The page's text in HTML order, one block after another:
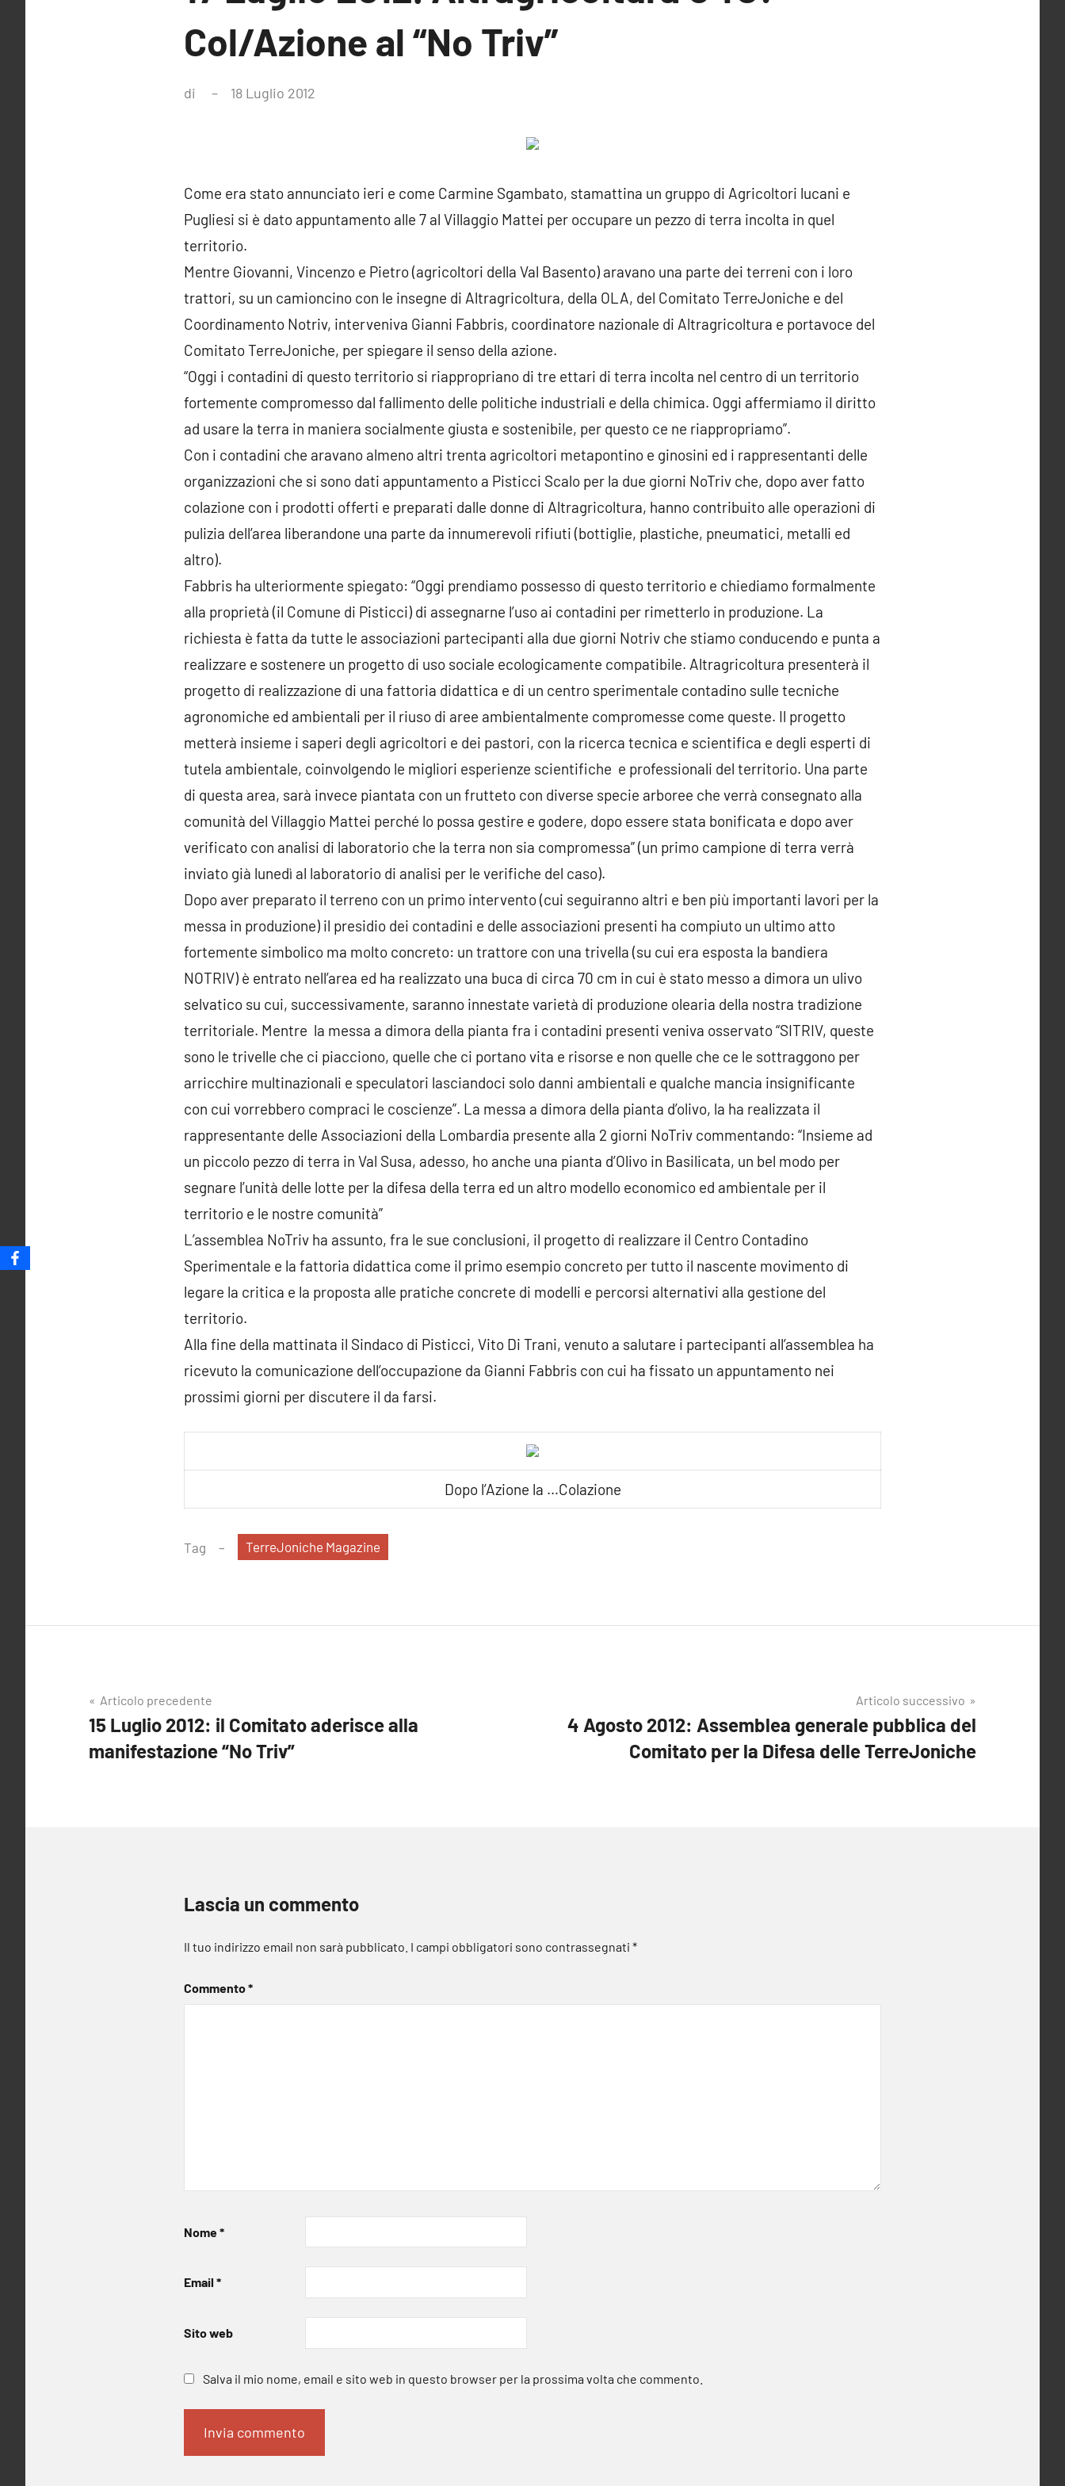
Col/Azione al “No Triv”
di 18 Luglio 2012
Come era stato annunciato ieri e come Carmine Sgambato, stamattina un gruppo di Agricoltori lucani e
Pugliesi si è dato appuntamento alle 7 al Villaggio Mattei per occupare un pezzo di terra incolta in quel
territorio.
Mentre Giovanni, Vincenzo e Pietro (agricoltori della Val Basento) aravano una parte dei terreni con i loro
trattori, su un camioncino con le insegne di Altragricoltura, della OLA, del Comitato TerreJoniche e del
Coordinamento Notriv, interveniva Gianni Fabbris, coordinatore nazionale di Altragricoltura e portavoce del
Comitato TerreJoniche, per spiegare il senso della azione.
“Oggi i contadini di questo territorio si riappropriano di tre ettari di terra incolta nel centro di un territorio
fortemente compromesso dal fallimento delle politiche industriali e della chimica. Oggi affermiamo il diritto
ad usare la terra in maniera socialmente giusta e sostenibile, per questo ce ne riappropriamo”.
Con i contadini che aravano almeno altri trenta agricoltori metapontino e ginosini ed i rappresentanti delle
organizzazioni che si sono dati appuntamento a Pisticci Scalo per la due giorni NoTriv che, dopo aver fatto
colazione con i prodotti offerti e preparati dalle donne di Altragricoltura, hanno contribuito alle operazioni di
pulizia dell’area liberandone una parte da innumerevoli rifiuti (bottiglie, plastiche, pneumatici, metalli ed
altro).
Fabbris ha ulteriormente spiegato: “Oggi prendiamo possesso di questo territorio e chiediamo formalmente
alla proprietà (il Comune di Pisticci) di assegnarne l’uso ai contadini per rimetterlo in produzione. La
richiesta è fatta da tutte le associazioni partecipanti alla due giorni Notriv che stiamo conducendo e punta a
realizzare e sostenere un progetto di uso sociale ecologicamente compatibile. Altragricoltura presenterà il
progetto di realizzazione di una fattoria didattica e di un centro sperimentale contadino sulle tecniche
agronomiche ed ambientali per il riuso di aree ambientalmente compromesse come queste. Il progetto
metterà insieme i saperi degli agricoltori e dei pastori, con la ricerca tecnica e scientifica e degli esperti di
tutela ambientale, coinvolgendo le migliori esperienze scientifiche e professionali del territorio. Una parte
di questa area, sarà invece piantata con un frutteto con diverse specie arboree che verrà consegnato alla
comunità del Villaggio Mattei perché lo possa gestire e godere, dopo essere stata bonificata e dopo aver
verificato con analisi di laboratorio che la terra non sia compromessa” (un primo campione di terra verrà
inviato già lunedì al laboratorio di analisi per le verifiche del caso).
Dopo aver preparato il terreno con un primo intervento (cui seguiranno altri e ben più importanti lavori per la
messa in produzione) il presidio dei contadini e delle associazioni presenti ha compiuto un ultimo atto
fortemente simbolico ma molto concreto: un trattore con una trivella (su cui era esposta la bandiera
NOTRIV) è entrato nell’area ed ha realizzato una buca di circa 70 cm in cui è stato messo a dimora un ulivo
selvatico su cui, successivamente, saranno innestate varietà di produzione olearia della nostra tradizione
territoriale. Mentre la messa a dimora della pianta fra i contadini presenti veniva osservato “SITRIV, queste
sono le trivelle che ci piacciono, quelle che ci portano vita e risorse e non quelle che ce le sottraggono per
arricchire multinazionali e speculatori lasciandoci solo danni ambientali e qualche mancia insignificante
con cui vorrebbero compraci le coscienze”. La messa a dimora della pianta d’olivo, la ha realizzata il
rappresentante delle Associazioni della Lombardia presente alla 2 giorni NoTriv commentando: “Insieme ad
un piccolo pezzo di terra in Val Susa, adesso, ho anche una pianta d’Olivo in Basilicata, un bel modo per
segnare l’unità delle lotte per la difesa della terra ed un altro modello economico ed ambientale per il
territorio e le nostre comunità”
L’assemblea NoTriv ha assunto, fra le sue conclusioni, il progetto di realizzare il Centro Contadino
Sperimentale e la fattoria didattica come il primo esempio concreto per tutto il nascente movimento di
legare la critica e la proposta alle pratiche concrete di modelli e percorsi alternativi alla gestione del
territorio.
Alla fine della mattinata il Sindaco di Pisticci, Vito Di Trani, venuto a salutare i partecipanti all’assemblea ha
ricevuto la comunicazione dell’occupazione da Gianni Fabbris con cui ha fissato un appuntamento nei
prossimi giorni per discutere il da farsi.
Dopo l’Azione la …Colazione
Tag TerreJoniche Magazine
Navigazione
articoli
Articolo precedente
15 Luglio 2012: il Comitato aderisce alla
manifestazione “No Triv”
Articolo successivo
4 Agosto 2012: Assemblea generale pubblica del
Comitato per la Difesa delle TerreJoniche
Lascia un commento
Il tuo indirizzo email non sarà pubblicato. I campi obbligatori sono contrassegnati *
Commento*
Nome*
Email *
Sito web
Salva il mio nome, email e sito web in questo browser per la prossima volta che commento.